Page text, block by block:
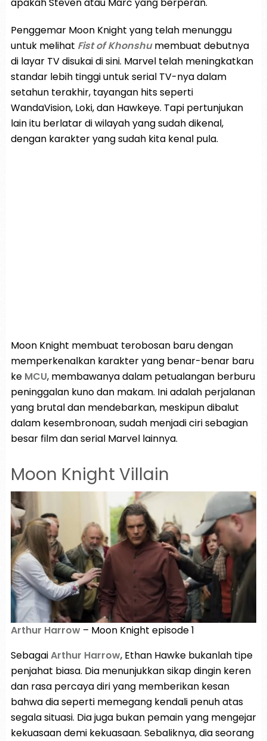
Penggemar Moon Knight yang telah menunggu
untuk melihat Fist of Khonshumembuat debutnya
di layar TV disukai di sini. Marvel telah meningkatkan
standar lebih tinggi untuk serial TV-nya dalam
setahun terakhir, tayangan hits seperti
WandaVision, Loki, dan Hawkeye. Tapi pertunjukan
lain itu berlatar di wilayah yang sudah dikenal,
dengan karakter yang sudah kita kenal pula.
Moon Knight membuat terobosan baru dengan
memperkenalkan karakter yang benar-benar baru
ke MCU, membawanya dalam petualangan berburu
peninggalan kuno dan makam. Ini adalah perjalanan
yang brutal dan mendebarkan, meskipun dibalut
dalam kesembronoan, sudah menjadi ciri sebagian
besar film dan serial Marvel lainnya.
Moon Knight Villain
Arthur Harrow– Moon Knight episode 1
SebagaiArthur Harrow, Ethan Hawke bukanlah tipe
penjahat biasa. Dia menunjukkan sikap dingin keren
dan rasa percaya diri yang memberikan kesan
bahwa dia seperti memegang kendali penuh atas
segala situasi. Dia juga bukan pemain yang mengejar
kekuasaan demi kekuasaan. Sebaliknya, dia seorang